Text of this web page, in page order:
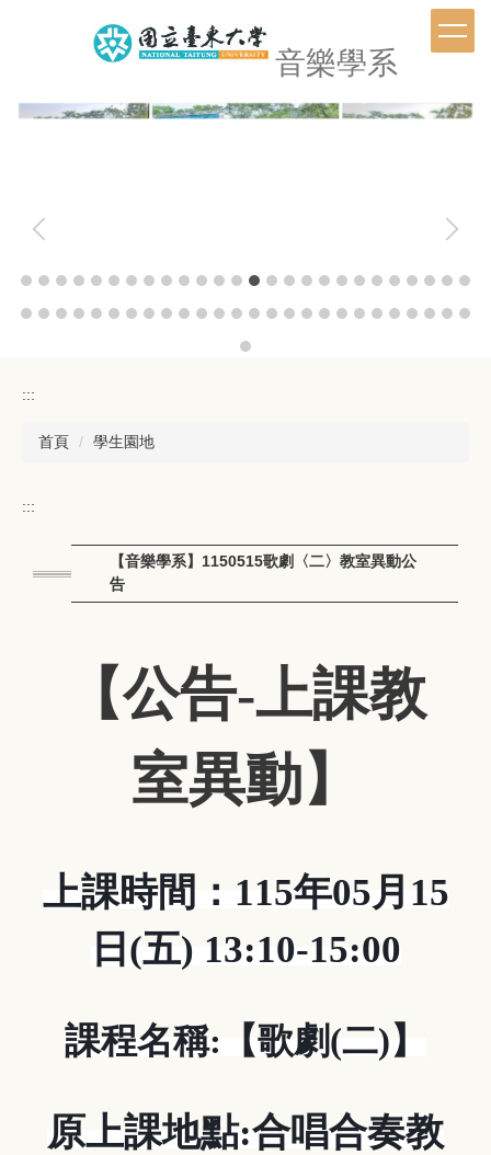
內
音樂學系
:::
首頁 學生園地
:::
【音樂學系】1150515歌劇〈二〉教室異動公
告
【公告-上課教
室異動】
上課時間： 115年05月 15
日 (五) 13:10-15:00
課程名稱: 【歌劇(二)】
原上課地點:合唱合奏教